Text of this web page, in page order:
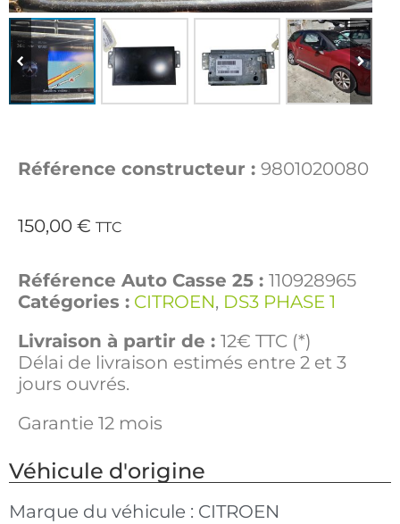
Référence constructeur : 9801020080
150,00 € TTC
Référence Auto Casse 25 : 110928965
Catégories : CITROEN, DS3 PHASE 1
Livraison à partir de : 12€ TTC (*)
Délai de livraison estimés entre 2 et 3
jours ouvrés.
Garantie 12 mois
Véhicule d'origine
Marque du véhicule : CITROEN